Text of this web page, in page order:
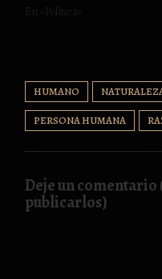
HUMANO
PERSONA HUMANA
Deje un comentario
publicarlos)